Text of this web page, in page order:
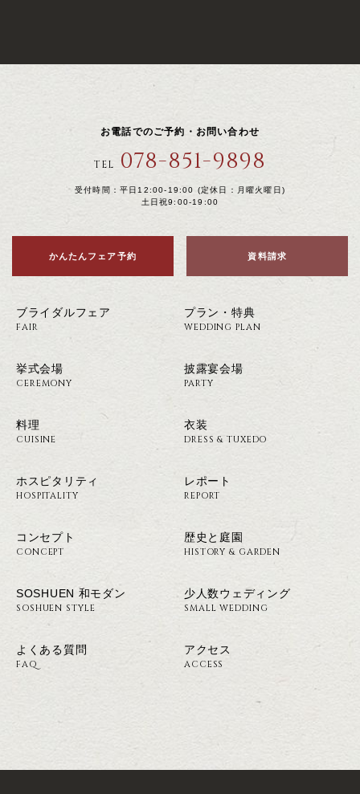
お電話でのご予約・お問い合わせ
TEL 078-851-9898
受付時間：平日12:00-19:00 (定休日：月曜火曜日)
土日祝9:00-19:00
かんたんフェア予約 資料請求
ブライダルフェア
FAIR
プラン・特典
WEDDING PLAN
挙式会場
CEREMONY
披露宴会場
PARTY
料理
CUISINE
衣装
DRESS & TUXEDO
ホスピタリティ
HOSPITALITY
レポート
REPORT
コンセプト
CONCEPT
歴史と庭園
HISTORY & GARDEN
SOSHUEN 和モダン
SOSHUEN STYLE
少人数ウェディング
SMALL WEDDING
よくある質問
FAQ
アクセス
ACCESS